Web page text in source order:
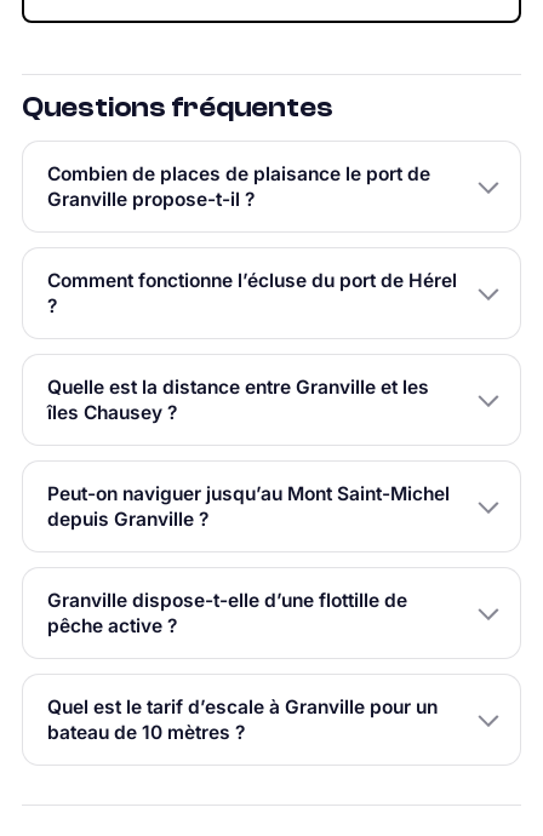
Questions fréquentes
Combien de places de plaisance le port de
Granville propose-t-il ?
Comment fonctionne l’écluse du port de Hérel
?
Quelle est la distance entre Granville et les
îles Chausey ?
Peut-on naviguer jusqu’au Mont Saint-Michel
depuis Granville ?
Granville dispose-t-elle d’une flottille de
pêche active ?
Quel est le tarif d’escale à Granville pour un
bateau de 10 mètres ?